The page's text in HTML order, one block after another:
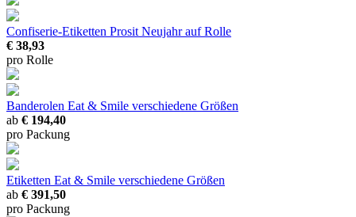
Confiserie-Etiketten Prosit Neujahrauf Rolle
€ 38,93
pro Rolle
Banderolen Eat & Smile verschiedene Größen
ab € 194,40
pro Packung
Etiketten Eat & Smile verschiedene Größen
ab € 391,50
pro Packung